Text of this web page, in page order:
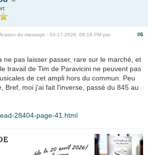
#6
du message : 03-17-2026, 09:18 PM par
ne pas laisser passer, rare sur le marché, et
travail de Tim de Paravicini ne peuvent pas
de cet ampli hors du commun. Peu
Bref, moi j'ai fait l'inverse, passé du 845 au
28404-page-41.html